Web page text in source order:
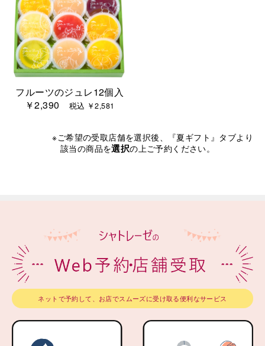
フルーツのジュレ12個入
￥2,390
税込 ￥2,581
※ご希望の受取店舗を選択後、『夏ギフト』タブより
該当の商品を選択の上ご予約ください。
ネットで予約して、お店でスムーズに受け取る便利なサービス